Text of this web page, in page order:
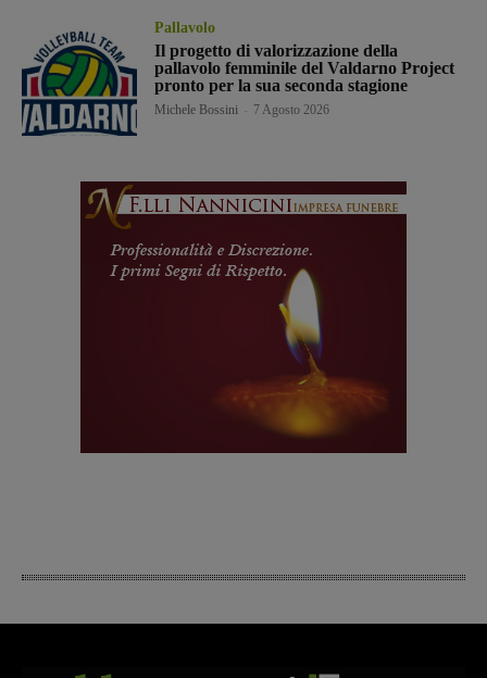
Pallavolo
Il progetto di valorizzazione della
pallavolo femminile del Valdarno Project
pronto per la sua seconda stagione
Michele Bossini 7 Agosto 2026